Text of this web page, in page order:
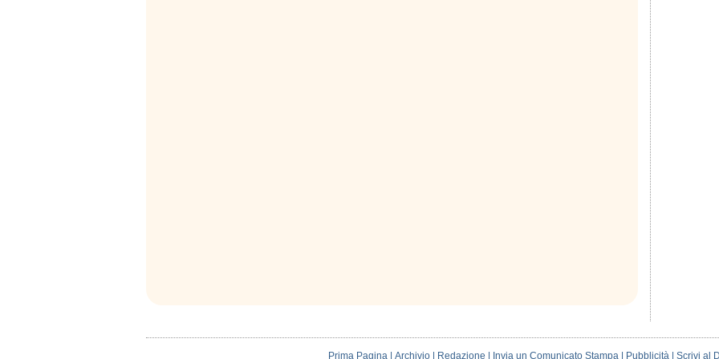
Prima Pagina| Archivio| Redazione Invia un Comunicato Stampa| Pubblicità| Scrivi al